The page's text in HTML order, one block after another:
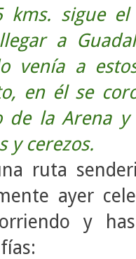
kms. sigue
a
venía a
en él se
de la Arena
y cerezos.
ayer
y